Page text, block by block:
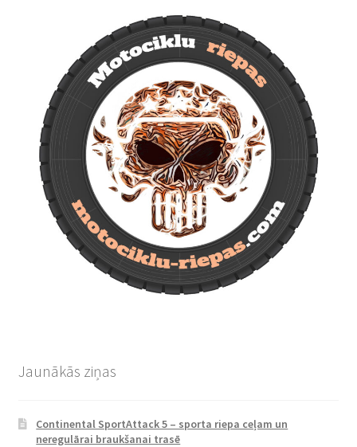
Jaunākās ziņas
Continental SportAttack 5 – sporta riepa ceļam un
neregulārai braukšanai trasē